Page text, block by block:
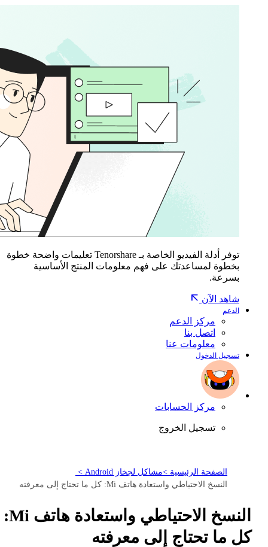
توفر أدلة الفيديو الخاصة بـ Tenorshare تعليمات واضحة خطوة
بخطوة لمساعدتك على فهم معلومات المنتج الأساسية
بسرعة.
شاهد الآن
الدعم
مركز الدعم
اتصل بنا
معلومات عنا
تسجيل الدخول
مركز الحسابات
تسجيل الخروج
الصفحة الرئيسية >مشاكل لجخاز Android >
النسخ الاحتياطي واستعادة هاتف Mi: كل ما تحتاج إلى معرفته
النسخ الاحتياطي واستعادة هاتف Mi:
كل ما تحتاج إلى معرفته